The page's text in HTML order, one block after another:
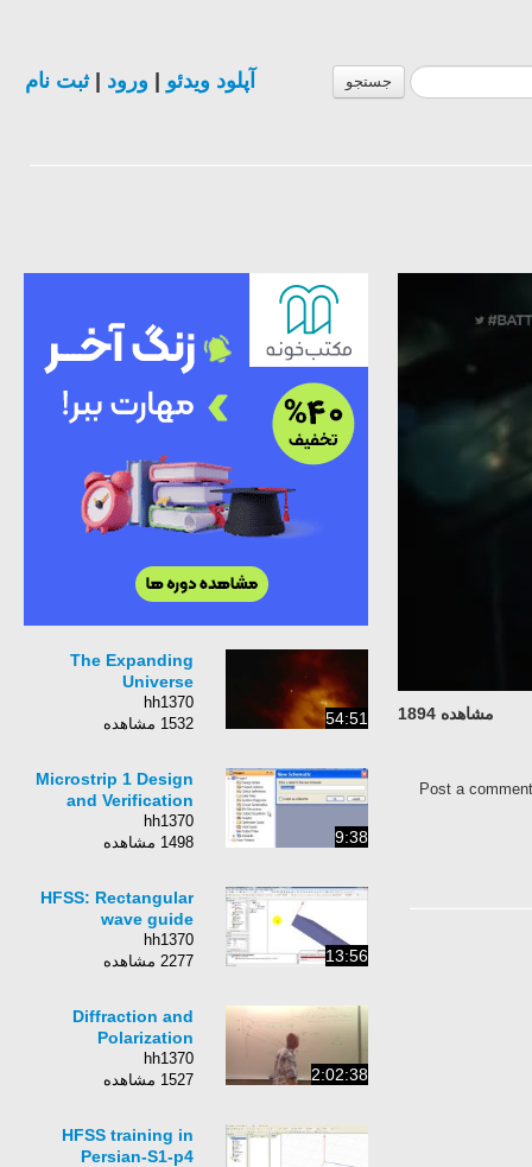
جستجو آپلود ویدئو ورود |ثبت نام
مشاهده 1894
Post a
54:51
The Expanding
Universe
hh1370
1532 مشاهده
9:38
Microstrip 1 Design
and Verification
hh1370
1498 مشاهده
13:56
HFSS: Rectangular
wave guide
hh1370
2277 مشاهده
2:02:38
Diffraction and
Polarization
hh1370
1527 مشاهده
HFSS training in
Persian-S1-p4